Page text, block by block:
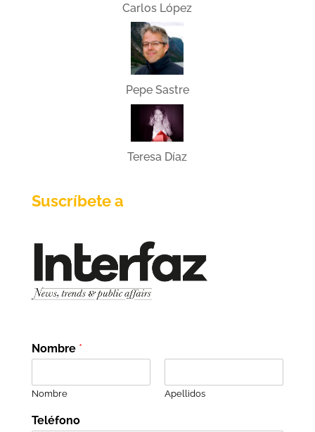
Carlos López
Pepe Sastre
Teresa Díaz
Suscríbete a
Nombre *
Nombre Apellidos
Teléfono